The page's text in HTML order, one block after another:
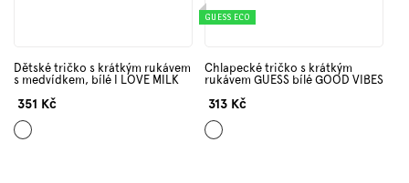
Dětské tričko s krátkým rukávem
s medvídkem, bílé I LOVE MILK
351 Kč
Bílá
GUESS ECO
Chlapecké tričko s krátkým
rukávem GUESS bílé GOOD VIBES
313 Kč
Bílá